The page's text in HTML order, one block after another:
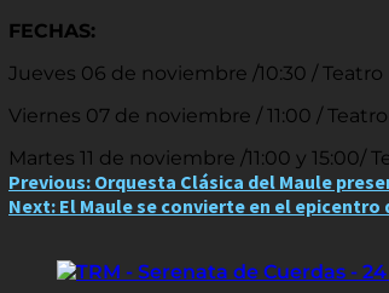
FECHAS:
Jueves 06 de noviembre /10:30 /
Viernes 07 de noviembre / 11:00 /
Martes 11 de noviembre /11:00 y 15:00/
Post
navigation
Previous: Orquesta Clásica del Maule
Next: El Maule se convierte en el